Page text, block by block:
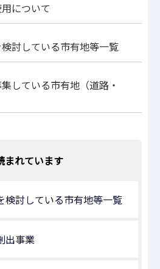
について
討している市有地等一覧
している市有地（道路・
まれています
検討している市有地等一覧
出事業